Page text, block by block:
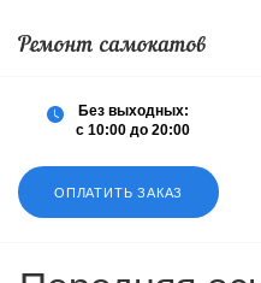
ОПЛАТИТЬ ЗАКАЗ
Без выходных:
с 10:00 до 20:00